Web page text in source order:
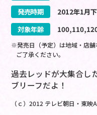
発売時期
2012年1月
対象年齢
※発売日（予定）は地域・店
ご了承ください。
過去レッドが大集合し
ブリーフだよ！
（ｃ）2012 テレビ朝日・東映